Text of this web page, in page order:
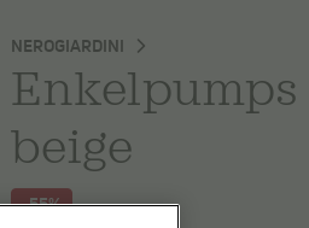
NEROGIARDINI
Enkelpumps
beige
-55%